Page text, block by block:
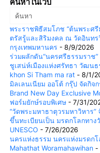
ค้นหาในเว็บ
พระราชพิธีสมโภช “ต้นพระศ
ตรัสรู้และสิริมงคล ณ วัดอินทร
กรุงเทพมหานคร - 8/9/2026
ร่วมผลักดัน“นครศรีธรรมราช”
ชูเสน่ห์เมืองแห่งศรัทธา วัฒน
khon Si Tham ma rat - 8/1/
มิลเลนเนียม ออโต้ กรุ๊ป จัดกิจ
Brand New Day Exclusive
ฟอร์มยักษ์รอบพิเศษ - 7/31/
“วัดพระมหาธาตุวรมหาวิหาร
ขึ้นทะเบียนเป็น มรดกโลกทา
UNESCO - 7/26/2026
นครแห่งธรรม นครแห่งมรดกโ
Mahathat Woramahawihan -